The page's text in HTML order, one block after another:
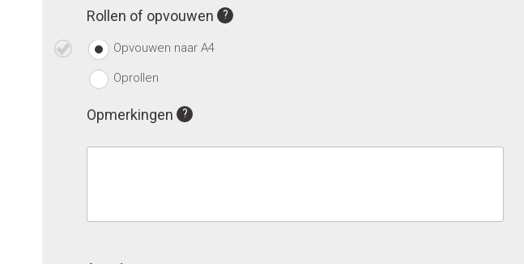
Rollen of opvouwen
Opvouwen naar A4
Oprollen
Opmerkingen